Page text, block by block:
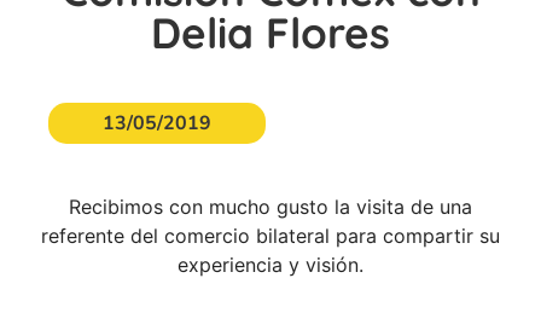
Delia Flores
13/05/2019
Recibimos con mucho gusto la visita de una
referente del comercio bilateral para compartir su
experiencia y visión.